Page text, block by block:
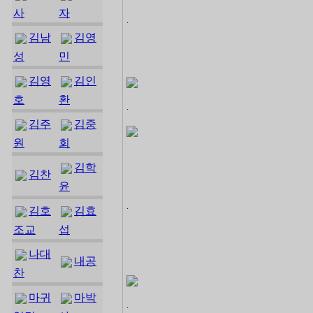
사 자
김남
성
김영
민
김영
호
김인
환
김주
원
김중
회
김찬
김학
윤
김호
조교
김효
섭
나대
찬
내공
마귀
마박
.
.
.
.